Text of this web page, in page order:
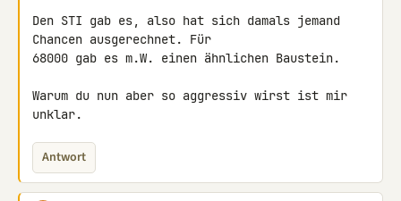
Den STI gab es, also hat sich damals jemand
Chancen ausgerechnet. Für
68000 gab es m.W. einen ähnlichen Baustein.
Warum du nun aber so aggressiv wirst ist mir
unklar.
Antwort